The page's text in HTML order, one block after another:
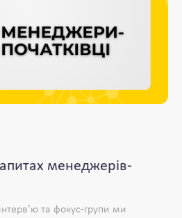
менеджерів-
та фокус-групи ми